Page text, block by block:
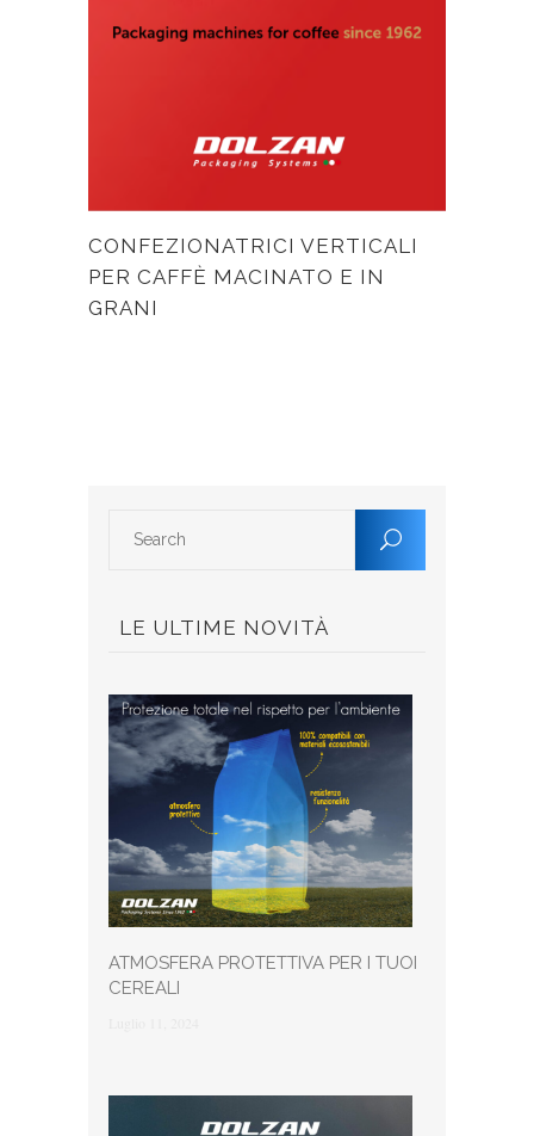
CONFEZIONATRICI VERTICALI
PER CAFFÈ MACINATO E IN
GRANI
LE ULTIME NOVITÀ
ATMOSFERA PROTETTIVA PER I TUOI
CEREALI